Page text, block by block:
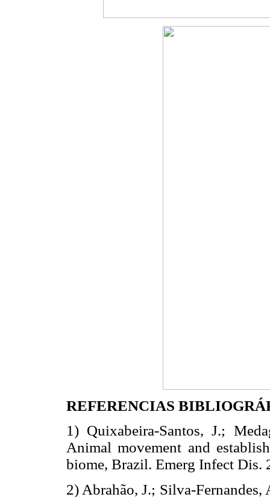
REFERENCIAS
1) Quixabeira-Santos, J.;
Animal movement and
biome, Brazil. Emerg Infect Dis.
2) Abrahão, J.; Silva-